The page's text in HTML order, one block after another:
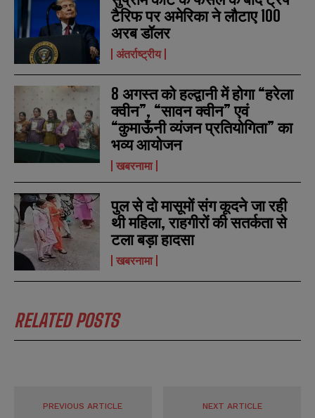
टैरिफ पर अमेरिका ने लौटाए 100
अरब डॉलर
अंतर्राष्ट्रीय
8 अगस्त को हल्द्वानी में होगा “हरेला
क्वीन”, “सावन क्वीन” एवं
“कुमाऊँनी व्यंजन प्रतियोगिता” का
भव्य आयोजन
खबरनामा
पुल से दो मासूमों संग कूदने जा रही
थी महिला, राहगीरों की सतर्कता से
टला बड़ा हादसा
खबरनामा
RELATED POSTS
PREVIOUS ARTICLE NEXT ARTICLE